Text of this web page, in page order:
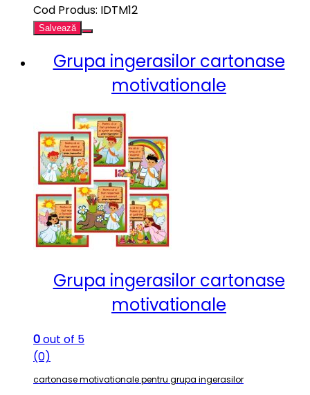
Cod Produs: IDTM12
Salvează
Grupa ingerasilor cartonase
motivationale
Grupa ingerasilor cartonase
motivationale
0out of 5
(0)
cartonase motivationale pentru grupa ingerasilor